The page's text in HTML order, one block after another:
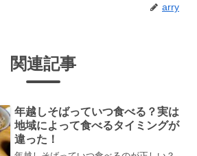
arry
関連記事
年越しそばっていつ食べる？実は
地域によって食べるタイミングが
違った！